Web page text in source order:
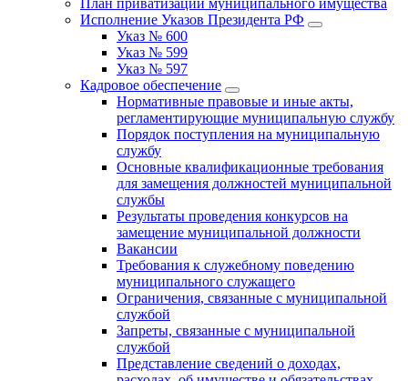
План приватизации муниципального имущества
Исполнение Указов Президента РФ
Указ № 600
Указ № 599
Указ № 597
Кадровое обеспечение
Нормативные правовые и иные акты,
регламентирующие муниципальную службу
Порядок поступления на муниципальную
службу
Основные квалификационные требования
для замещения должностей муниципальной
службы
Результаты проведения конкурсов на
замещение муниципальной должности
Вакансии
Требования к служебному поведению
муниципального служащего
Ограничения, связанные с муниципальной
службой
Запреты, связанные с муниципальной
службой
Представление сведений о доходах,